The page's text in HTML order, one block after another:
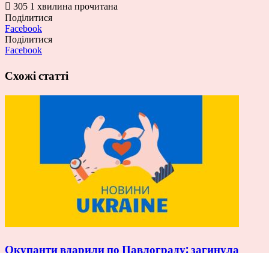
305 1 хвилина прочитана
Поділитися
Facebook
Поділитися
Facebook
Схожі статті
Окупанти вдарили по Павлограду: загинула